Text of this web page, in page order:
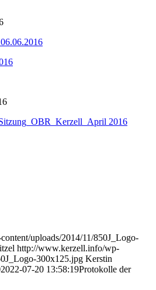
2016
uploads/2014/11/850J_Logo-
http://www.kerzell.info/wp-
300x125.jpg Kerstin
2022-07-20 13:58:19Protokolle der